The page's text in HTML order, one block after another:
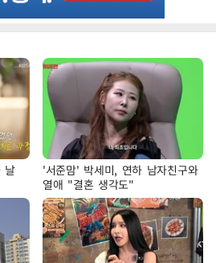
날
'서준맘' 박세미, 연하 남자친구와
열애 "결혼 생각도"